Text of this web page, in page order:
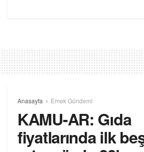
Anasayfa Emek Gündemi
KAMU-AR: Gıda
fiyatlarında ilk